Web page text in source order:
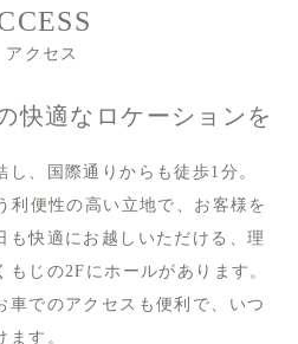
アクセス
快適なロケーションを
、国際通りからも徒歩1分。
利便性の高い立地で、お客様を
も快適にお越しいただける、理
じの2Fにホールがあります。
車でのアクセスも便利で、いつ
す。